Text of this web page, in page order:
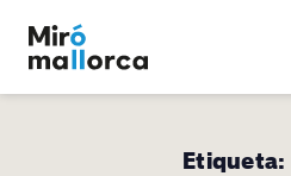
Etiqueta: